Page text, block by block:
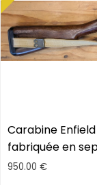
Carabine
fabriquée en
950.00 €